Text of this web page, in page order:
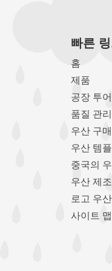
빠른
홈
제품
공장 투어
품질 관리
우산 구
우산 템
중국의
우산 제
로고 우산
사이트 맵